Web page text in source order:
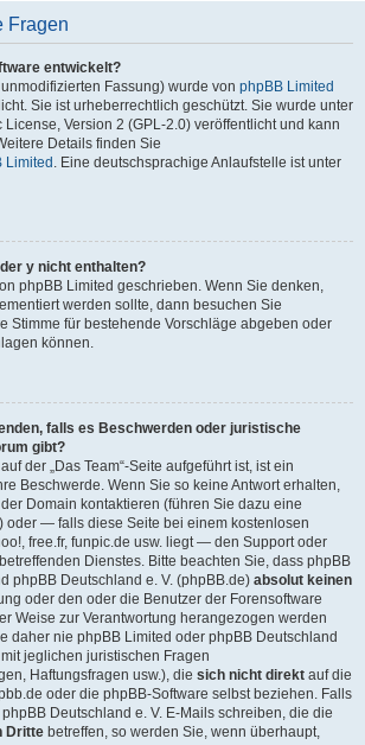
Fragen
entwickelt?
Fassung) wurde von phpBB Limited
Sie ist urheberrechtlich geschützt. Sie wurde unter
Version 2 (GPL-2.0) veröffentlicht und kann
Details finden Sie
Limited . Eine deutschsprachige Anlaufstelle ist unter
y nicht enthalten?
phpBB Limited geschrieben. Wenn Sie denken,
werden sollte, dann besuchen Sie
Stimme für bestehende Vorschläge abgeben oder
können.
falls es Beschwerden oder juristische
gibt?
der „Das Team“-Seite aufgeführt ist, ist ein
Beschwerde. Wenn Sie so keine Antwort erhalten,
Domain kontaktieren (führen Sie dazu eine
oder — falls diese Seite bei einem kostenlosen
free.fr, funpic.de usw. liegt — den Support oder
Dienstes. Bitte beachten Sie, dass phpBB
phpBB Deutschland e. V. (phpBB.de) absolut keinen
oder den oder die Benutzer der Forensoftware
Weise zur Verantwortung herangezogen werden
daher nie phpBB Limited oder phpBB Deutschland
jeglichen juristischen Fragen
Haftungsfragen usw.), die sich nicht direkt auf die
oder die phpBB-Software selbst beziehen. Falls
Deutschland e. V. E-Mails schreiben, die die
Dritte betreffen, so werden Sie, wenn überhaupt,